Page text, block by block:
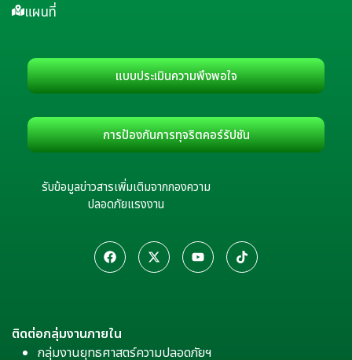
แผนที่
แบบประเมินความพึงพอใจ
การป้องกันการทุจริตคอร์รัปชัน
รับข้อมูลข่าวสารเพิ่มเติมจากกองความ
ปลอดภัยแรงงาน
ติดต่อกลุ่มงานภายใน
กลุ่มงานยุทธศาสตร์ความปลอดภัยฯ